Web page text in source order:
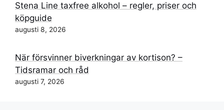
Stena Line taxfree alkohol – regler, priser och
köpguide
augusti 8, 2026
När försvinner biverkningar av kortison? –
Tidsramar och råd
augusti 7, 2026